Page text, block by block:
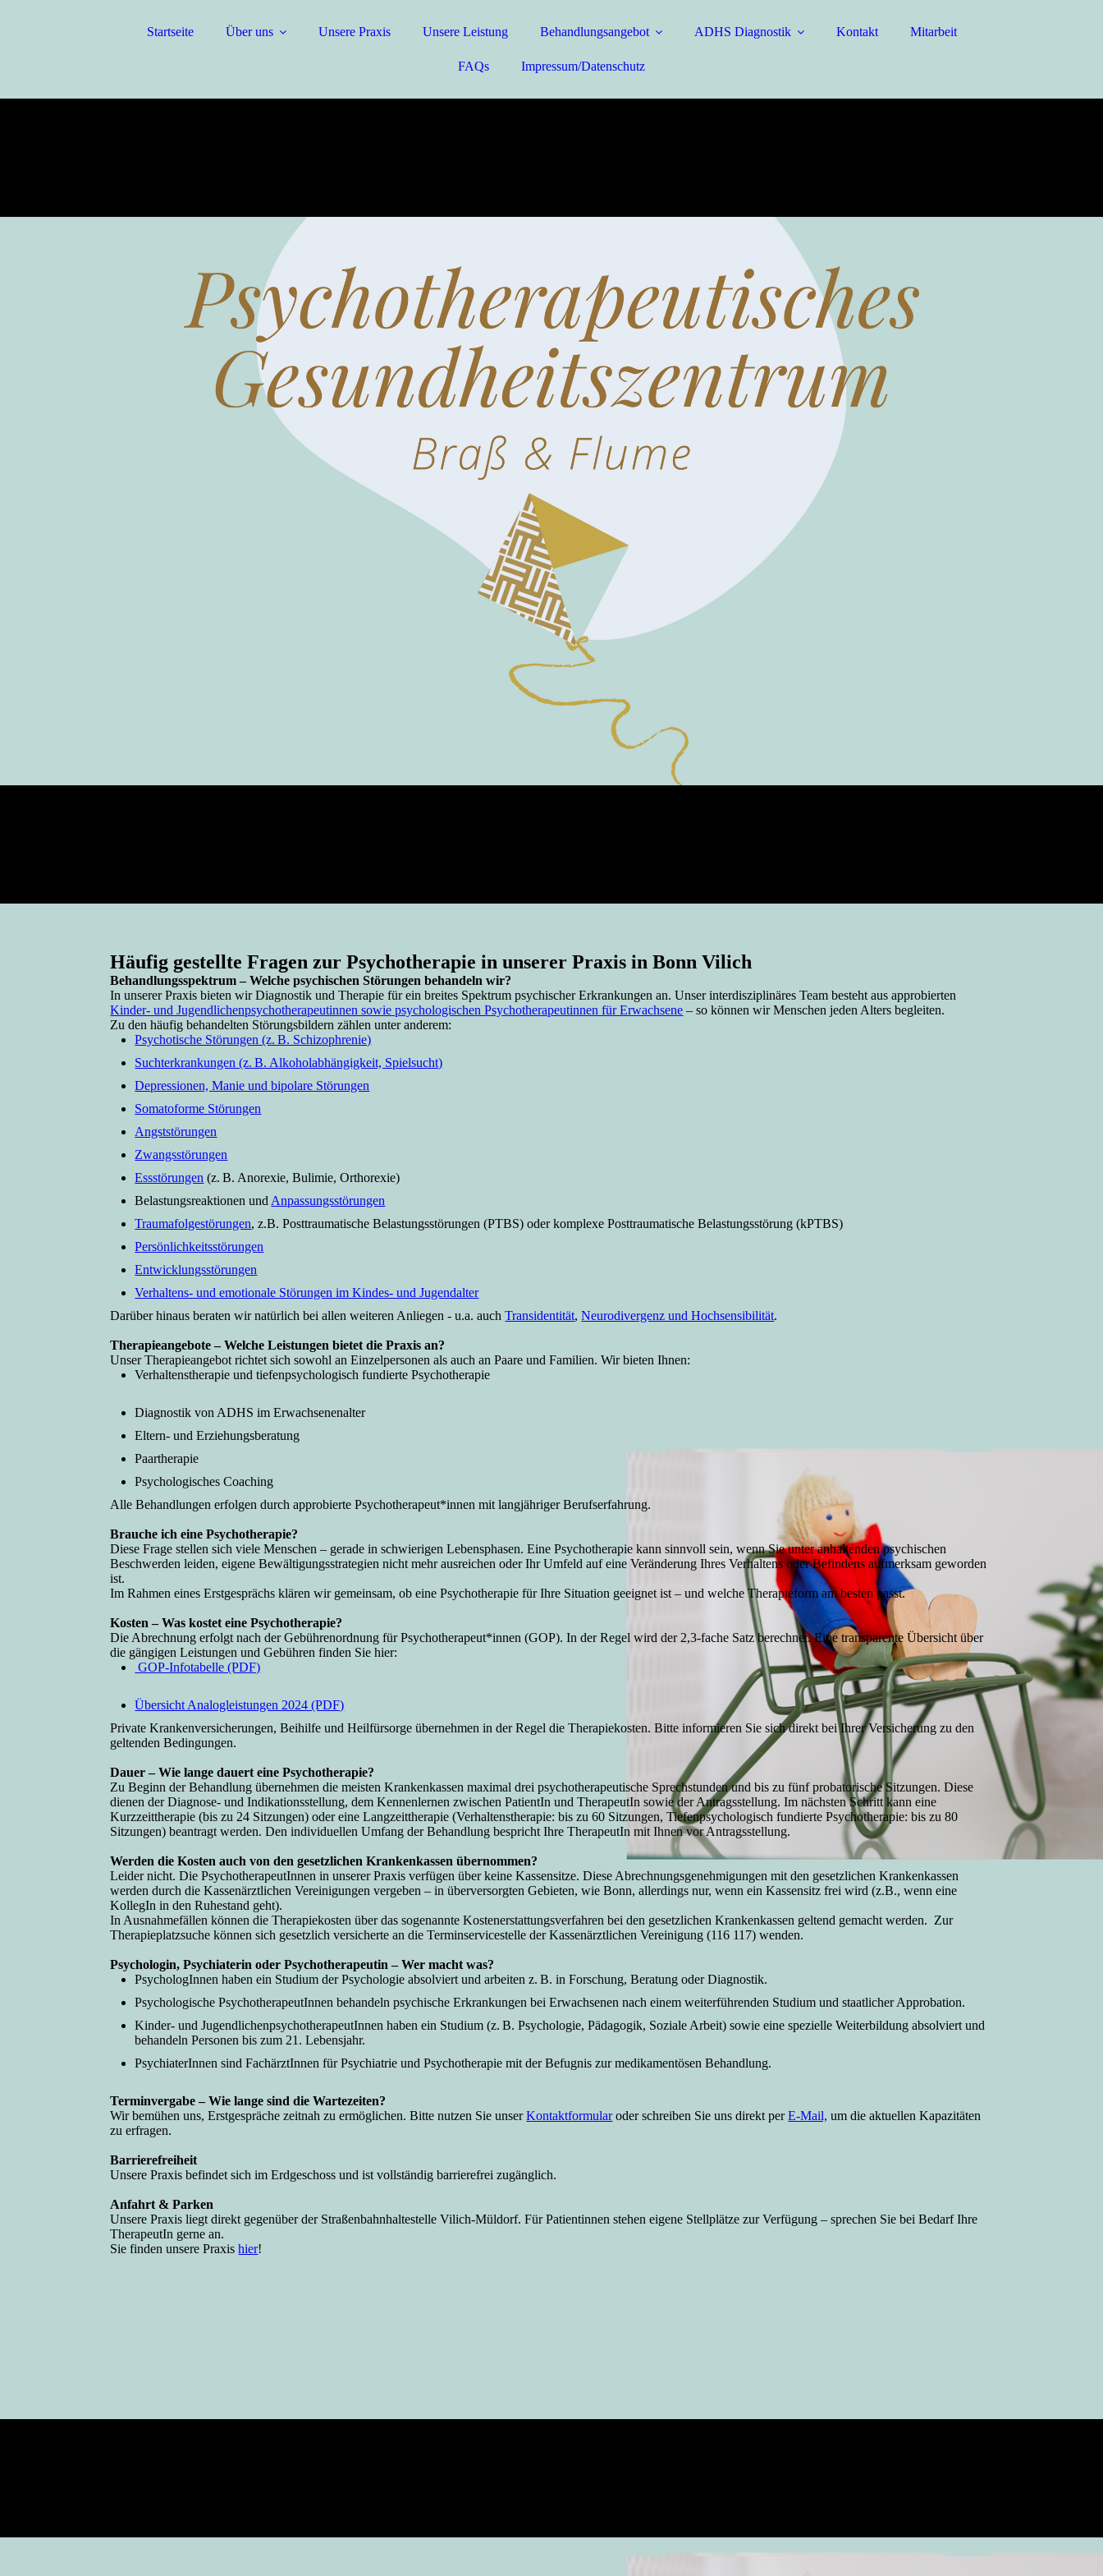
Startseite Über uns Unsere Praxis Unsere Leistung Behandlungsangebot ADHS Diagnostik Kontakt Mitarbeit
FAQs Impressum/Datenschutz
Häufig gestellte Fragen zur Psychotherapie in unserer Praxis in Bonn Vilich
Behandlungs­spektrum – Welche psychischen Störungen behandeln wir?
In unserer Praxis bieten wir Diagnostik und Therapie für ein breites Spektrum psychischer Erkrankungen an. Unser interdisziplinäres Team besteht aus approbierten
Kinder- und Jugendlichenpsychotherapeutinnen sowie psychologischen Psychotherapeutinnen für Erwachsene – so können wir Menschen jeden Alters begleiten.
Zu den häufig behandelten Störungsbildern zählen unter anderem:
Psychotische Störungen (z. B. Schizophrenie)
Suchterkrankungen (z. B. Alkoholabhängigkeit, Spielsucht)
Depressionen, Manie und bipolare Störungen
Somatoforme Störungen
Angststörungen
Zwangsstörungen
Essstörungen (z. B. Anorexie, Bulimie, Orthorexie)
Belastungsreaktionen und Anpassungsstörungen
Traumafolgestörungen, z.B. Posttraumatische Belastungsstörungen (PTBS) oder komplexe Posttraumatische Belastungsstörung (kPTBS)
Persönlichkeitsstörungen
Entwicklungsstörungen
Verhaltens- und emotionale Störungen im Kindes- und Jugendalter
Darüber hinaus beraten wir natürlich bei allen weiteren Anliegen - u.a. auchTransidentität,Neurodivergenz und Hochsensibilität.
Therapie­angebote – Welche Leistungen bietet die Praxis an?
Unser Therapieangebot richtet sich sowohl an Einzelpersonen als auch an Paare und Familien. Wir bieten Ihnen:
Verhaltenstherapie und tiefenpsychologisch fundierte Psychotherapie
Diagnostik von ADHS im Erwachsenenalter
Eltern- und Erziehungsberatung
Paartherapie
Psychologisches Coaching
Alle Behandlungen erfolgen durch approbierte Psychotherapeut*innen mit langjähriger Berufserfahrung.
Brauche ich eine Psychotherapie?
Diese Frage stellen sich viele Menschen – gerade in schwierigen Lebensphasen. Eine Psychotherapie kann sinnvoll sein, wenn Sie unter anhaltenden psychischen
Beschwerden leiden,eigene Bewältigungsstrategien nicht mehr ausreichen oderIhr Umfeld auf eine Veränderung Ihres Verhaltens oder Befindens aufmerksam geworden
ist.
Im Rahmen eines Erstgesprächs klären wir gemeinsam, ob eine Psychotherapie für Ihre Situation geeignet ist – und welche Therapieform am besten passt.
Kosten – Was kostet eine Psychotherapie?
Die Abrechnung erfolgt nach der Gebührenordnung für Psychotherapeut*innen (GOP). In der Regel wird der 2,3-fache Satz berechnet. Eine transparente Übersicht über
die gängigen Leistungen und Gebühren finden Sie hier:
GOP-Infotabelle (PDF)
Übersicht Analogleistungen 2024 (PDF)
Private Krankenversicherungen, Beihilfe und Heilfürsorge übernehmen in der Regel die Therapiekosten. Bitte informieren Sie sich direkt bei Ihrer Versicherung zu den
geltenden Bedingungen.
Dauer – Wie lange dauert eine Psychotherapie?
Zu Beginn der Behandlung übernehmen die meisten Krankenkassen maximal drei psychotherapeutische Sprechstunden und bis zu fünf probatorische Sitzungen. Diese
dienen der Diagnose- und Indikationsstellung, dem Kennenlernen zwischen PatientIn und TherapeutIn sowie der Antragsstellung. Im nächsten Schritt kann eine
Kurzzeittherapie (bis zu 24 Sitzungen) oder eine Langzeittherapie (Verhaltenstherapie: bis zu 60 Sitzungen, Tiefenpsychologisch fundierte Psychotherapie: bis zu 80
Sitzungen) beantragt werden. Den individuellen Umfang der Behandlung bespricht Ihre TherapeutIn mit Ihnen vor Antragsstellung.
Werden die Kosten auch von den gesetzlichen Krankenkassen übernommen?
Leider nicht. Die PsychotherapeutInnen in unserer Praxis verfügen über keine Kassensitze. Diese Abrechnungsgenehmigungen mit den gesetzlichen Krankenkassen
werden durch die Kassenärztlichen Vereinigungen vergeben – in überversorgten Gebieten, wie Bonn, allerdings nur, wenn ein Kassensitz frei wird (z.B., wenn eine
KollegIn in den Ruhestand geht).
In Ausnahmefällen können die Therapiekosten über das sogenannte Kostenerstattungsverfahren bei den gesetzlichen Krankenkassen geltend gemacht werden. Zur
Therapieplatzsuche können sich gesetzlich versicherte an die Terminservicestelle der Kassenärztlichen Vereinigung (116 117) wenden.
Psychologin, Psychiaterin oder Psychotherapeutin – Wer macht was?
PsychologInnen haben ein Studium der Psychologie absolviert und arbeiten z. B. in Forschung, Beratung oder Diagnostik.
Psychologische PsychotherapeutInnen behandeln psychische Erkrankungen bei Erwachsenen nach einem weiterführenden Studium und staatlicher Approbation.
Kinder- und JugendlichenpsychotherapeutInnen haben ein Studium (z. B. Psychologie, Pädagogik, Soziale Arbeit) sowie eine spezielle Weiterbildung absolviert und
behandeln Personen bis zum 21. Lebensjahr.
PsychiaterInnen sind FachärztInnen für Psychiatrie und Psychotherapie mit der Befugnis zur medikamentösen Behandlung.
Terminvergabe – Wie lange sind die Wartezeiten?
Wir bemühen uns, Erstgespräche zeitnah zu ermöglichen. Bitte nutzen Sie unserKontaktformularoder schreiben Sie uns direkt perE-Mail, um die aktuellen Kapazitäten
zu erfragen.
Barrierefreiheit
Unsere Praxis befindet sich im Erdgeschoss und ist vollständig barrierefrei zugänglich.
Anfahrt & Parken
Unsere Praxis liegt direkt gegenüber der Straßenbahnhaltestelle Vilich-Müldorf. Für Patientinnen stehen eigene Stellplätze zur Verfügung – sprechen Sie bei Bedarf Ihre
TherapeutIn gerne an.
Sie finden unsere Praxishier!